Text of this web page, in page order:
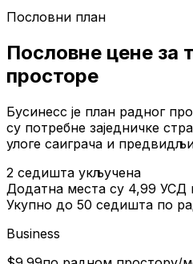
Пословни план
Пословне цене за
просторе
Бусинесс је план радног
су потребне заједничке
улоге саиграча и
2 седишта укључена
Додатна места су 4,99 УСД
Укупно до 50 седишта по
Business